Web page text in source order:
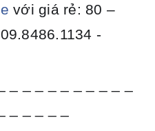
với giá rẻ: 80 –
-